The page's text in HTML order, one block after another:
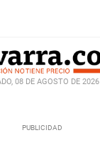
08 DE AGOSTO DE 2026